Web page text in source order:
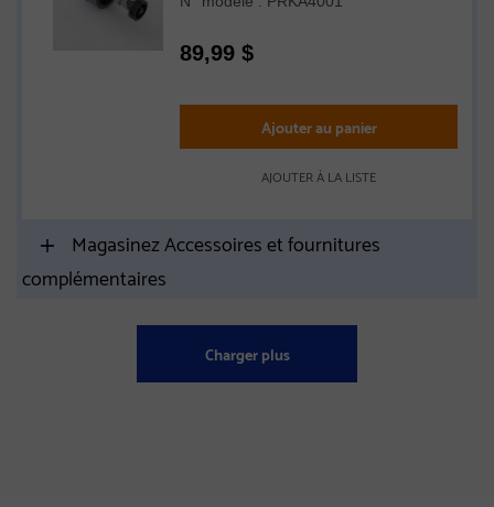
89,99 $
Ajouter au panier
AJOUTER À LA LISTE
Magasinez Accessoires et fournitures
complémentaires
Charger plus